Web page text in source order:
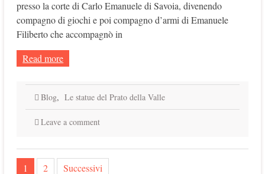
presso la corte di Carlo Emanuele di Savoia, divenendo
compagno di giochi e poi compagno d’armi di Emanuele
Filiberto che accompagnò in
Read more
Blog, Le statue del Prato della Valle
Leave a comment
Navigazione
1 2 Successivi